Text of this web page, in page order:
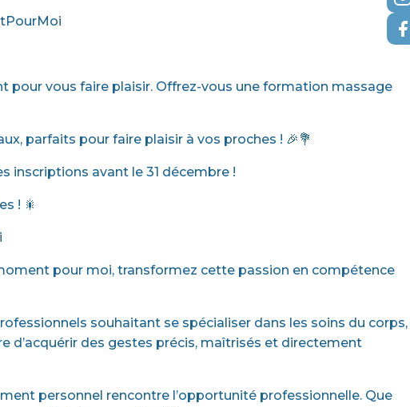
pour vous faire plaisir. Offrez-vous une formation massage
parfaits pour faire plaisir à vos proches ! 🎉💐
inscriptions avant le 31 décembre !
! 🎇
pour moi, transformez cette passion en compétence
souhaitant se spécialiser dans les soins du corps,
d’acquérir des gestes précis, maîtrisés et directement
personnel rencontre l’opportunité professionnelle. Que